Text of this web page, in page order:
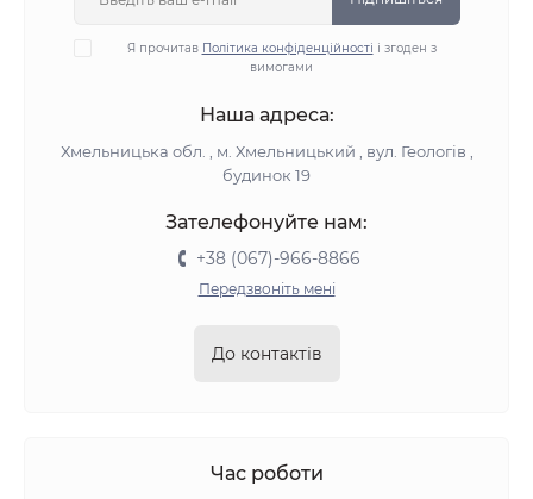
Я прочитав Політика конфіденційності і згоден з
вимогами
Наша адреса:
Хмельницька обл. , м. Хмельницький , вул. Геологів ,
будинок 19
Зателефонуйте нам:
+38 (067)-966-8866
Передзвоніть мені
До контактів
Час роботи